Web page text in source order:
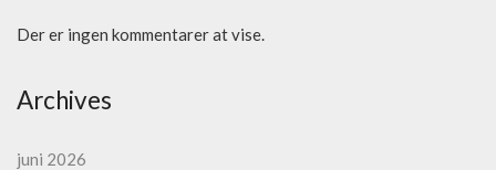
Der er ingen kommentarer at vise.
Archives
juni 2026